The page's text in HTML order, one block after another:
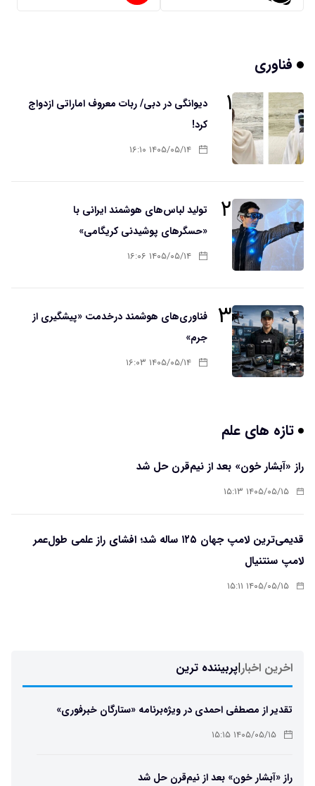
فناوری
۱
دیوانگی در دبی/ ربات معروف اماراتی ازدواج
کرد!
۱۴۰۵/۰۵/۱۴ ۱۶:۱۰
۲
تولید لباس‌های هوشمند ایرانی با
«حسگرهای پوشیدنی کریگامی»
۱۴۰۵/۰۵/۱۴ ۱۶:۰۶
۳
فناوری‌های هوشمند درخدمت «پیشگیری از
جرم»
۱۴۰۵/۰۵/۱۴ ۱۶:۰۳
تازه های علم
راز «آبشار خون» بعد از نیم‌قرن حل شد
۱۴۰۵/۰۵/۱۵ ۱۵:۱۳
قدیمی‌ترین لامپ جهان ۱۲۵ ساله شد؛ افشای راز علمی طول‌عمر
لامپ سنتنیال
۱۴۰۵/۰۵/۱۵ ۱۵:۱۱
اخرین اخبار|پربیننده ترین
تقدیر از مصطفی احمدی در ویژه‌برنامه «ستارگان خبرفوری»
۱۴۰۵/۰۵/۱۵ ۱۵:۱۵
راز «آبشار خون» بعد از نیم‌قرن حل شد